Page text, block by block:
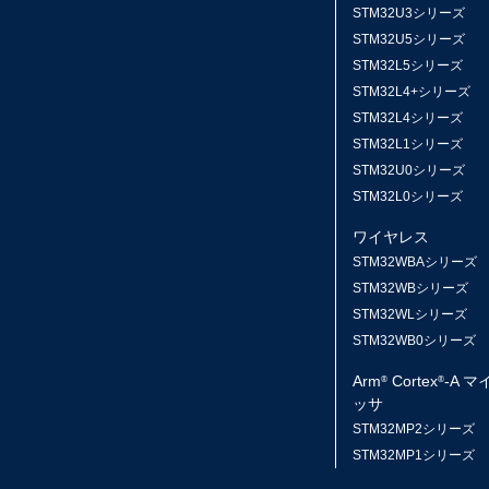
STM32U3シリーズ
STM32U5シリーズ
STM32L5シリーズ
STM32L4+シリーズ
STM32L4シリーズ
STM32L1シリーズ
STM32U0シリーズ
STM32L0シリーズ
ワイヤレス
STM32WBAシリーズ
STM32WBシリーズ
STM32WLシリーズ
STM32WB0シリーズ
Arm® Cortex®-A マ
ッサ
STM32MP2シリーズ
STM32MP1シリーズ